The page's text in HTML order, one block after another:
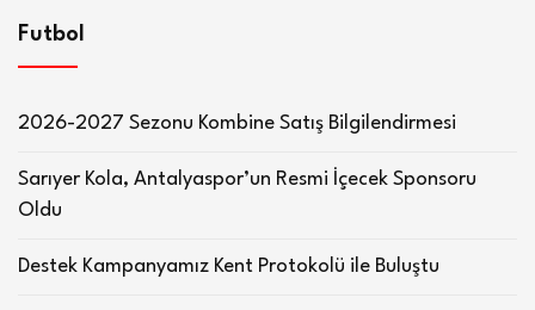
Futbol
2026-2027 Sezonu Kombine Satış Bilgilendirmesi
Sarıyer Kola, Antalyaspor’un Resmi İçecek Sponsoru
Oldu
Destek Kampanyamız Kent Protokolü ile Buluştu